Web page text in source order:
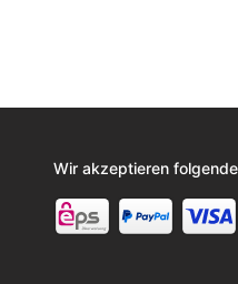
Wir akzeptieren